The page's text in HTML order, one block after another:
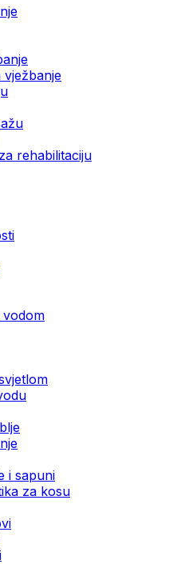
vježbanje
rehabilitaciju
vodom
i sapuni
za kosu